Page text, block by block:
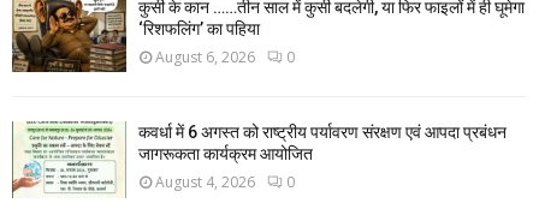
कुर्सी के कान ……तीन साल में कुर्सी बदलेगी, या फिर फाइलों में ही घूमेगा
‘रिशफलिंग’ का पहिया
August 6, 2026 0
कवर्धा में 6 अगस्त को राष्ट्रीय पर्यावरण संरक्षण एवं आपदा प्रबंधन
जागरूकता कार्यक्रम आयोजित
August 4, 2026 0